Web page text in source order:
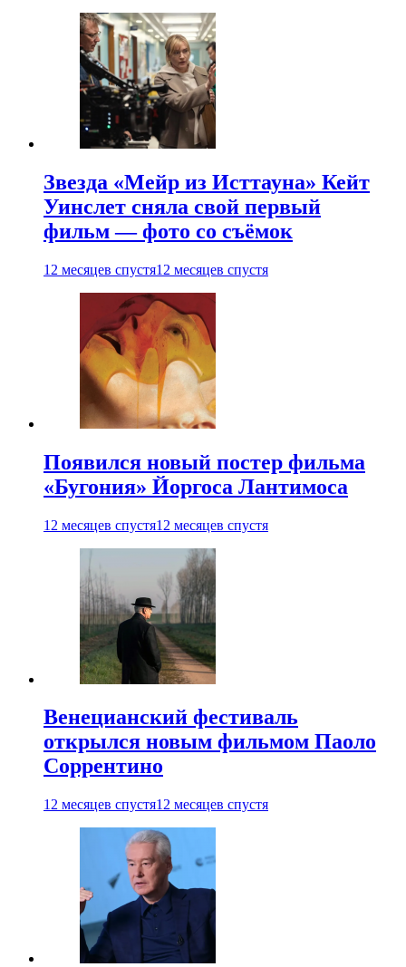
Звезда «Мейр из Исттауна» Кейт
Уинслет сняла свой первый
фильм — фото со съёмок
12 месяцев спустя12 месяцев спустя
Появился новый постер фильма
«Бугония» Йоргоса Лантимоса
12 месяцев спустя12 месяцев спустя
Венецианский фестиваль
открылся новым фильмом Паоло
Соррентино
12 месяцев спустя12 месяцев спустя